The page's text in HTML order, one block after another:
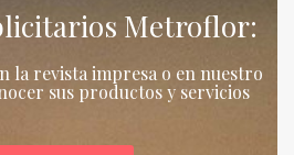
Metroflor:
la revista impresa o en nuestro
sus productos y servicios